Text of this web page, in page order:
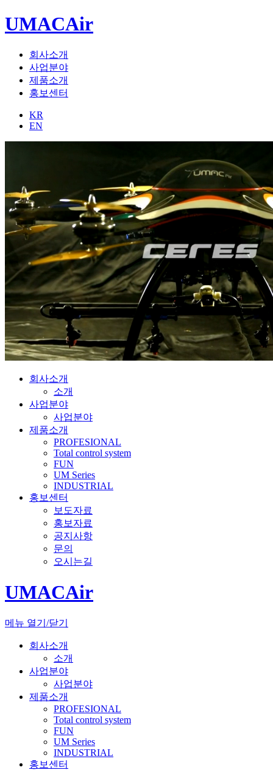
UMACAir
회사소개
사업분야
제품소개
홍보센터
KR
EN
회사소개
소개
사업분야
사업분야
제품소개
PROFESIONAL
Total control system
FUN
UM Series
INDUSTRIAL
홍보센터
보도자료
홍보자료
공지사항
문의
오시는길
UMACAir
메뉴 열기/닫기
회사소개
소개
사업분야
사업분야
제품소개
PROFESIONAL
Total control system
FUN
UM Series
INDUSTRIAL
홍보센터
[뉴시스Pic] 육군, 첨단기술 접목한 최상위 전투체계
TIGER 4.0' 공개